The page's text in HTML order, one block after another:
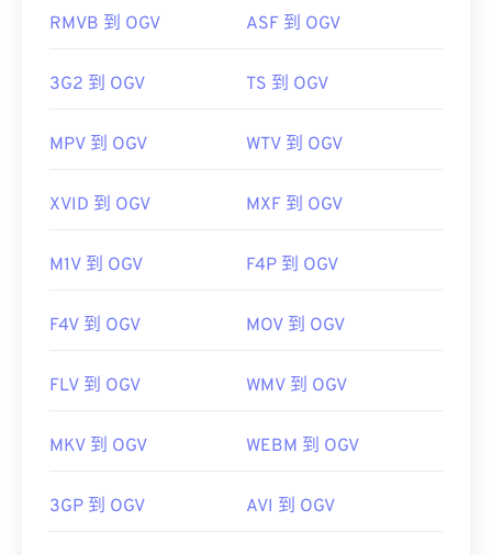
https://www.etsi.org/
DirectShow 的，則無需此過濾器。
開發者： Xiph.Org 基金會
https://en.wikipedia.org/wiki/Ogg
RMVB 到 OGV ASF 到 OGV
3G2 到 OGV TS 到 OGV
MPV 到 OGV WTV 到 OGV
XVID 到 OGV MXF 到 OGV
M1V 到 OGV F4P 到 OGV
F4V 到 OGV MOV 到 OGV
FLV 到 OGV WMV 到 OGV
MKV 到 OGV WEBM 到 OGV
3GP 到 OGV AVI 到 OGV